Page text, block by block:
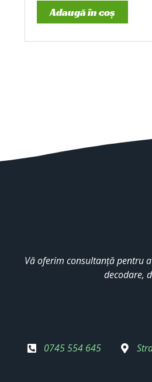
Adaugă în coș
Vă oferim consultanță pentru
decodare,
0745 554 645